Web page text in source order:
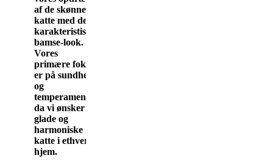
af de skønne
katte med det
karakteristiske
bamse-look.
Vores
primære fokus
er på sundhed
og
temperament,
da vi ønsker
glade og
harmoniske
katte i ethvert
hjem.